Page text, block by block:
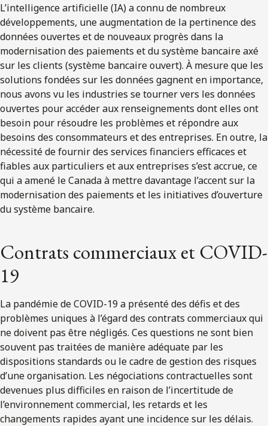
L’intelligence artificielle (IA) a connu de nombreux
développements, une augmentation de la pertinence des
données ouvertes et de nouveaux progrès dans la
modernisation des paiements et du système bancaire axé
sur les clients (système bancaire ouvert). À mesure que les
solutions fondées sur les données gagnent en importance,
nous avons vu les industries se tourner vers les données
ouvertes pour accéder aux renseignements dont elles ont
besoin pour résoudre les problèmes et répondre aux
besoins des consommateurs et des entreprises. En outre, la
nécessité de fournir des services financiers efficaces et
fiables aux particuliers et aux entreprises s’est accrue, ce
qui a amené le Canada à mettre davantage l’accent sur la
modernisation des paiements et les initiatives d’ouverture
du système bancaire.
Contrats commerciaux et COVID-
19
La pandémie de COVID-19 a présenté des défis et des
problèmes uniques à l’égard des contrats commerciaux qui
ne doivent pas être négligés. Ces questions ne sont bien
souvent pas traitées de manière adéquate par les
dispositions standards ou le cadre de gestion des risques
d’une organisation. Les négociations contractuelles sont
devenues plus difficiles en raison de l’incertitude de
l’environnement commercial, les retards et les
changements rapides ayant une incidence sur les délais.